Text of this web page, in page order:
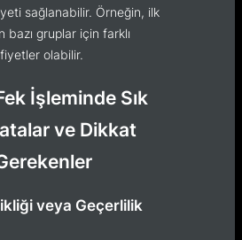
sağlanabilir. Örneğin, ilk
bazı gruplar için farklı
olabilir.
İşleminde Sık
ve Dikkat
veya Geçerlilik